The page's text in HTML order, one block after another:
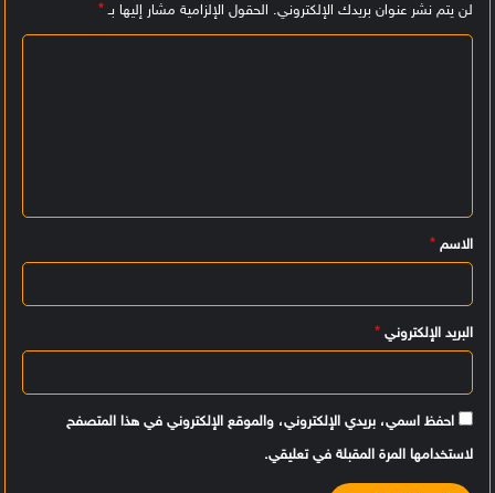
لن يتم نشر عنوان بريدك الإلكتروني. الحقول الإلزامية مشار إليها بـ*
ي
ق
الاسم *
البريد الإلكتروني *
احفظ اسمي، بريدي الإلكتروني، والموقع الإلكتروني في هذا المتصفح
لاستخدامها المرة المقبلة في تعليقي.